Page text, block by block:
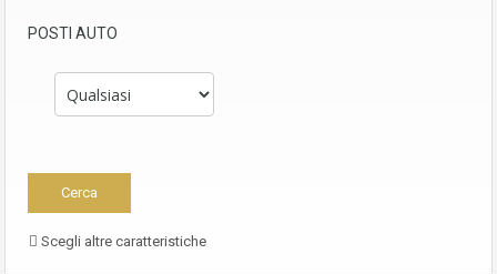
POSTI AUTO
Scegli altre caratteristiche